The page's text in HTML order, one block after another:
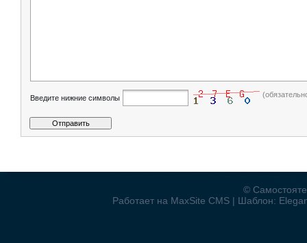
Введите нижние символы
©
Работает на MaxSite CMS | Шаблон: